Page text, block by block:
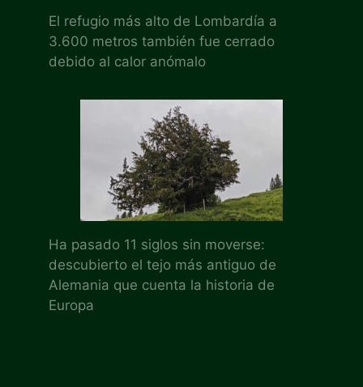
El refugio más alto de Lombardía a
3.600 metros también fue cerrado
debido al calor anómalo
Ha pasado 11 siglos sin moverse:
descubierto el tejo más antiguo de
Alemania que cuenta la historia de
Europa